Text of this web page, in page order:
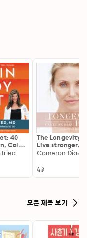
Cure, this
deep
40
Calm,
Happy
The Longevity
Live stronger.
better. The art
Cameron Diaz
모든 제목 보기